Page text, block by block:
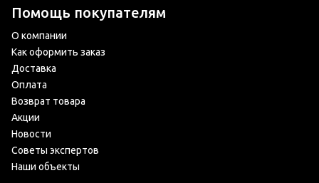
Помощь покупателям
О компании
Как оформить заказ
Доставка
Оплата
Возврат товара
Акции
Новости
Советы экспертов
Наши объекты